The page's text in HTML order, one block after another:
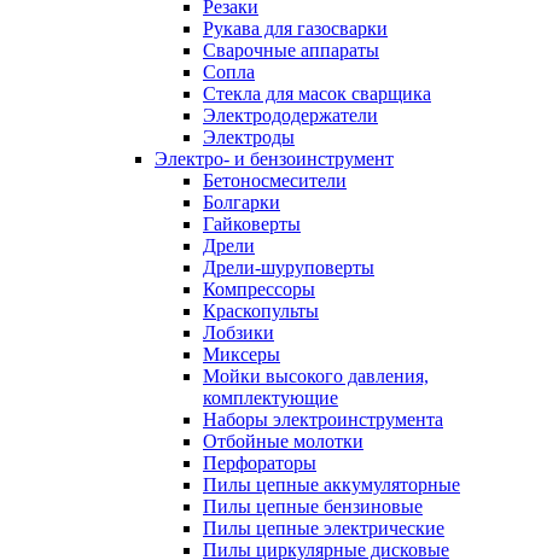
Резаки
Рукава для газосварки
Сварочные аппараты
Сопла
Стекла для масок сварщика
Электрододержатели
Электроды
Электро- и бензоинструмент
Бетоносмесители
Болгарки
Гайковерты
Дрели
Дрели-шуруповерты
Компрессоры
Краскопульты
Лобзики
Миксеры
Мойки высокого давления,
комплектующие
Наборы электроинструмента
Отбойные молотки
Перфораторы
Пилы цепные аккумуляторные
Пилы цепные бензиновые
Пилы цепные электрические
Пилы циркулярные дисковые